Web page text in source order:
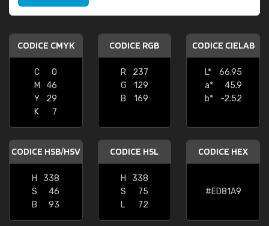
CODICE CMYK
C
0
M
46
Y
29
K
7
CODICE RGB
R
237
G
129
B
169
CODICE CIELAB
L*
66.95
a*
45.9
b*
-2.52
CODICE HSB/HSV
H
338
S
46
B
93
CODICE HSL
H
338
S
75
L
72
CODICE HEX
#ED81A9